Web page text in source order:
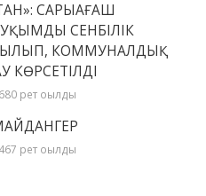
САРЫАҒАШ
СЕНБІЛІК
КОММУНАЛДЫҚ
КӨРСЕТІЛДІ
рет оқылды
рет оқылды